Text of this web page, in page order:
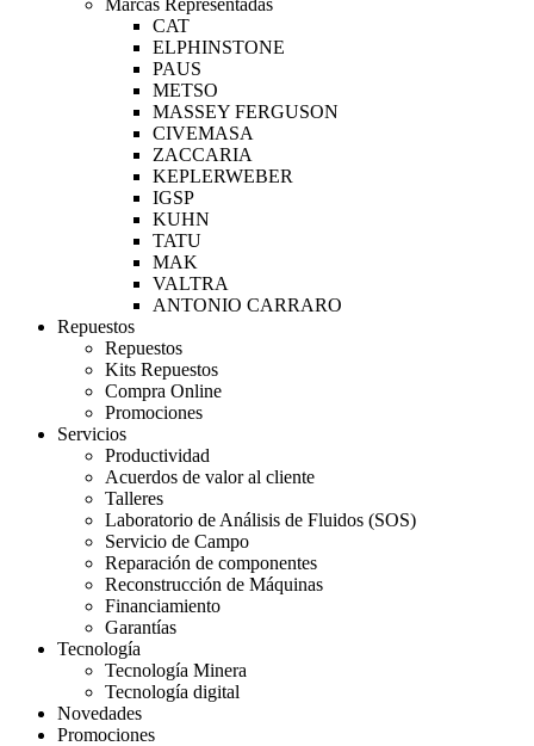
Marcas Representadas
CAT
ELPHINSTONE
PAUS
METSO
MASSEY FERGUSON
CIVEMASA
ZACCARIA
KEPLERWEBER
IGSP
KUHN
TATU
MAK
VALTRA
ANTONIO CARRARO
Repuestos
Repuestos
Kits Repuestos
Compra Online
Promociones
Servicios
Productividad
Acuerdos de valor al cliente
Talleres
Laboratorio de Análisis de Fluidos (SOS)
Servicio de Campo
Reparación de componentes
Reconstrucción de Máquinas
Financiamiento
Garantías
Tecnología
Tecnología Minera
Tecnología digital
Novedades
Promociones